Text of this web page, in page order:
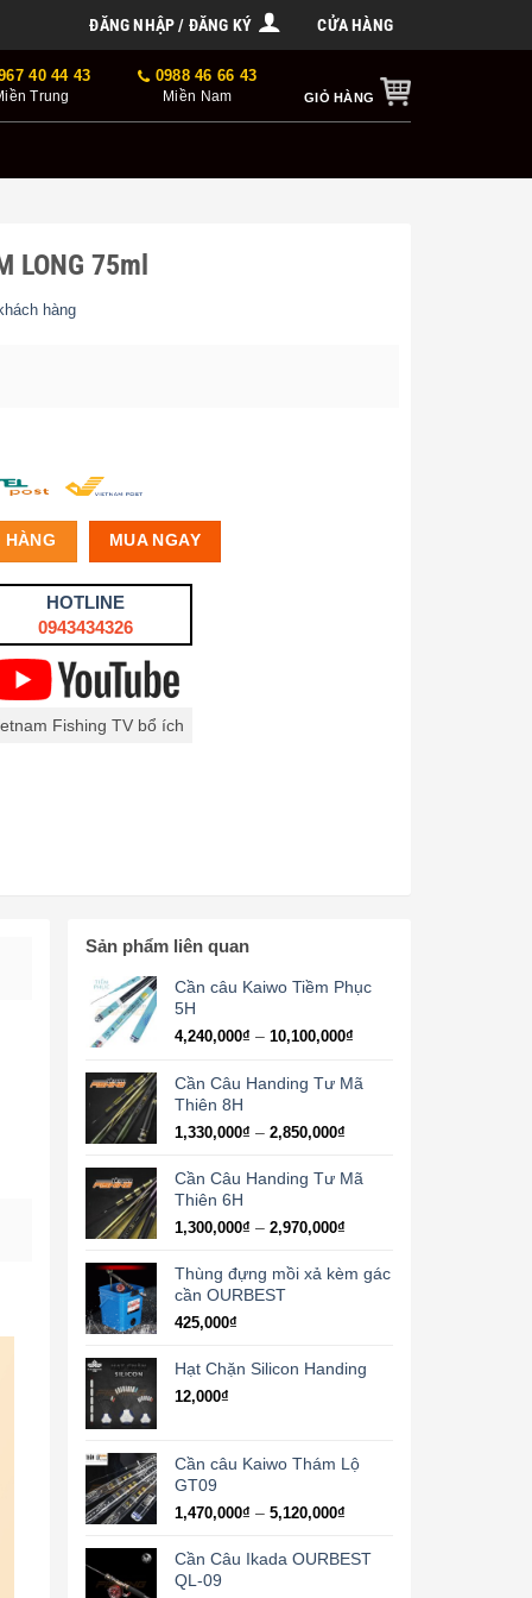
ĐĂNG NHẬP / ĐĂNG KÝ CỬA HÀNG
40 44 43
Trung
0988 46 66 43
Miền Nam GIỎ HÀNG
LONG 75ml
hàng
HÀNG MUA NGAY
HOTLINE
0943434326
Fishing TV bổ ích
Sản phẩm liên quan
Cần câu Kaiwo Tiềm Phục
5H
4,240,000₫ – 10,100,000₫Khoảng
từ
Cần Câu Handing Tư Mã
Thiên 8H
1,330,000₫ – 2,850,000₫Khoảng
từ
2,850,000₫
Cần Câu Handing Tư Mã
Thiên 6H
1,300,000₫ – 2,970,000₫Khoảng
từ
Thùng đựng mồi xả kèm gác
cần OURBEST
425,000₫
Hạt Chặn Silicon Handing
12,000₫
Cần câu Kaiwo Thám Lộ
GT09
1,470,000₫ – 5,120,000₫Khoảng
từ
Cần Câu Ikada OURBEST
QL-09